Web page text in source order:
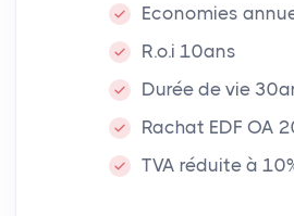
Economies
R.o.i 10ans
Durée de vie
Rachat EDF OA
TVA réduite à